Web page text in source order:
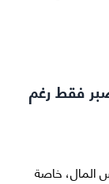
فقط رغم
المال، خاصة